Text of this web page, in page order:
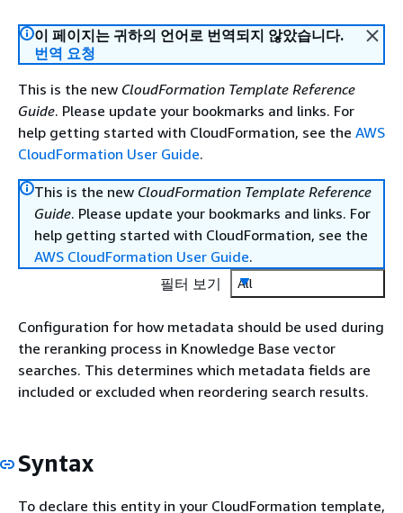
이 페이지는 귀하의 언어로 번역되지 않았습니다.
번역 요청
This is the new CloudFormation Template Reference
Guide. Please update your bookmarks and links. For
help getting started with CloudFormation, see the AWS
CloudFormation User Guide.
This is the new CloudFormation Template Reference
Guide. Please update your bookmarks and links. For
help getting started with CloudFormation, see the
AWS CloudFormation User Guide.
필터 보기
All
Configuration for how metadata should be used during
the reranking process in Knowledge Base vector
searches. This determines which metadata fields are
included or excluded when reordering search results.
Syntax
To declare this entity in your CloudFormation template,